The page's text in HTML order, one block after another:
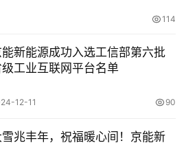
114
能新能源成功入选工信部第六批
工业互联网平台名单
12-11 90
雪兆丰年，祝福暖心间！京能新